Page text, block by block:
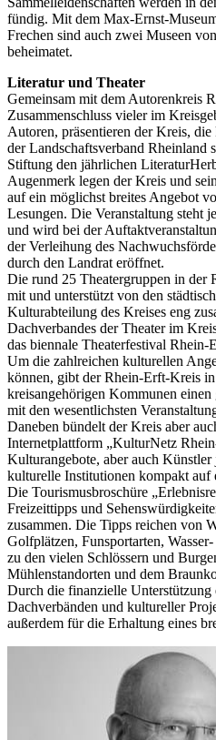
fündig. Mit dem Max-Ernst-
Frechen sind auch zwei Museen
beheimatet.
Literatur und Theater
Gemeinsam mit dem Autorenkreis
Zusammenschluss vieler im
Autoren, präsentieren der Kreis,
der Landschaftsverband Rheinland
Stiftung den jährlichen
Augenmerk legen der Kreis und
auf ein möglichst breites Angebot
Lesungen. Die Veranstaltung steht
und wird bei der
der Verleihung des
durch den Landrat eröffnet.
Die rund 25 Theatergruppen in der
mit und unterstützt von den
Kulturabteilung des Kreises eng
Dachverbandes der Theater im
das biennale Theaterfestival Rhein-
Um die zahlreichen kulturellen
können, gibt der Rhein-Erft-Kreis
kreisangehörigen Kommunen
mit den wesentlichsten
Daneben bündelt der Kreis aber
Internetplattform „KulturNetz
Kulturangebote, aber auch
kulturelle Institutionen kompakt auf
Die Tourismusbroschüre
Freizeittipps und
zusammen. Die Tipps reichen von
Golfplätzen, Funsportarten,
zu den vielen Schlössern und
Mühlenstandorten und dem
Durch die finanzielle Unterstützung
Dachverbänden und kultureller
außerdem für die Erhaltung eines